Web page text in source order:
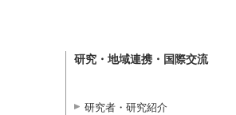
研究・地域連携・国際交流
研究者・研究紹介